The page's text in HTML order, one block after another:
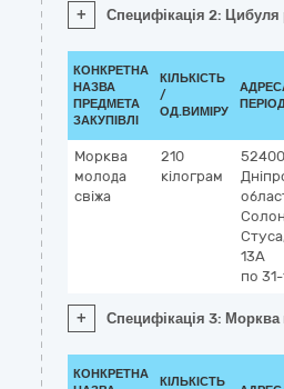
+ Специфікація 2: Цибуля
КОНКРЕТНА
НАЗВА
ПРЕДМЕТА
ЗАКУПІВЛІ
КІЛЬКІСТЬ
/
ОД.ВИМІРУ
Морква
молода
свіжа
210
кілограм
52400
13А
по
+ Специфікація 3: Морква
КОНКРЕТНА
КІЛЬКІСТЬ